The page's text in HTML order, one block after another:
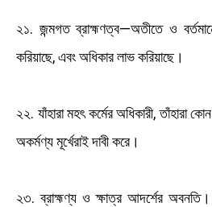
২১. জন্মগত ব্রাহ্মণত্ব—অতীতে ও
করিয়াছে, এবং অধিকার লাভ করিয়াছে।
২২. যাঁহারা মহৎ কর্মের অধিকারী, তাঁহারা
অকর্মণ্য মূর্খেরাই দাবী করে।
২৩. ব্রাহ্মণ্য ও ক্ষাত্র আদর্শের